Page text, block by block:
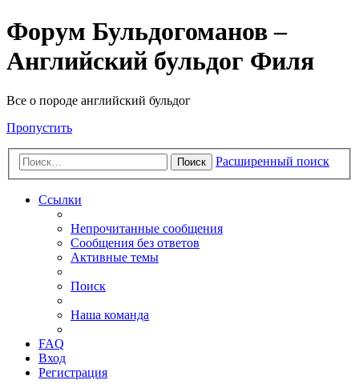
Форум Бульдогоманов –
Английский бульдог Филя
Все о породе английский бульдог
Пропустить
Поиск Расширенный поиск
Ссылки
Непрочитанные сообщения
Сообщения без ответов
Активные темы
Поиск
Наша команда
FAQ
Вход
Регистрация